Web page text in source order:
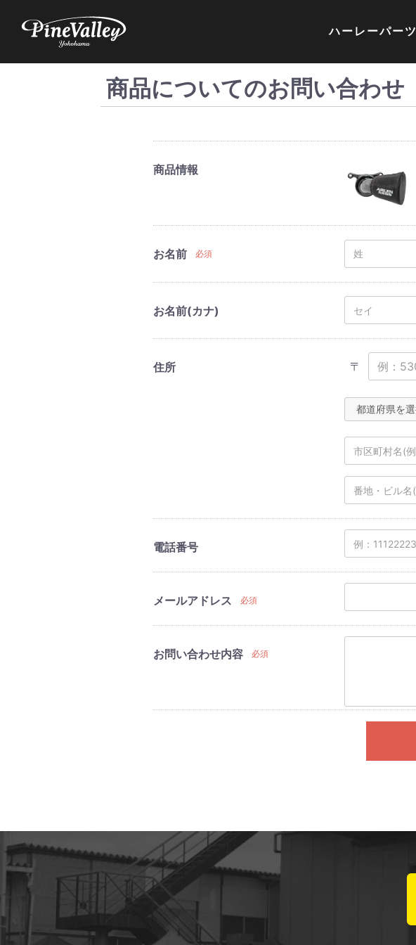
ハーレーパーツ
商品についてのお問い合わせ
商品情報
お名前 必須
お名前(カナ)
住所 〒
電話番号
メールアドレス 必須
お問い合わせ内容 必須